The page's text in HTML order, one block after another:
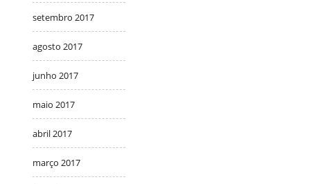
setembro 2017
agosto 2017
junho 2017
maio 2017
abril 2017
março 2017